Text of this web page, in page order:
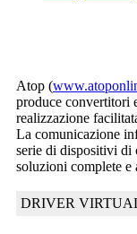
Atop (
produce convertitori
realizzazione
La comunicazione
serie di dispositivi di
soluzioni complete
DRIVER